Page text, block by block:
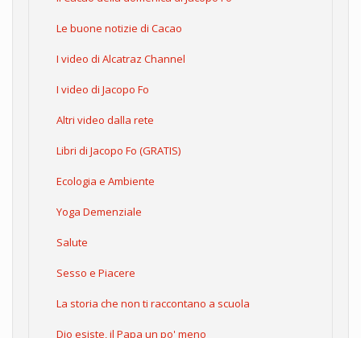
Le buone notizie di Cacao
I video di Alcatraz Channel
I video di Jacopo Fo
Altri video dalla rete
Libri di Jacopo Fo (GRATIS)
Ecologia e Ambiente
Yoga Demenziale
Salute
Sesso e Piacere
La storia che non ti raccontano a scuola
Dio esiste, il Papa un po' meno